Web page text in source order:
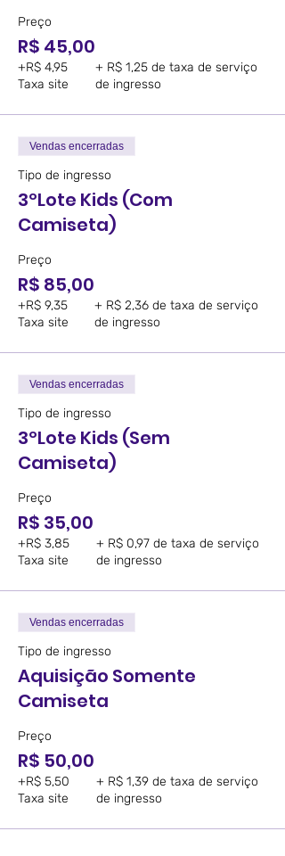
Preço
R$ 45,00
+R$ 4,95
Taxa site
+ R$ 1,25 de taxa de serviço
de ingresso
Vendas encerradas
Tipo de ingresso
3ºLote Kids (Com
Camiseta)
Preço
R$ 85,00
+R$ 9,35
Taxa site
+ R$ 2,36 de taxa de serviço
de ingresso
Vendas encerradas
Tipo de ingresso
3ºLote Kids (Sem
Camiseta)
Preço
R$ 35,00
+R$ 3,85
Taxa site
+ R$ 0,97 de taxa de serviço
de ingresso
Vendas encerradas
Tipo de ingresso
Aquisição Somente
Camiseta
Preço
R$ 50,00
+R$ 5,50
Taxa site
+ R$ 1,39 de taxa de serviço
de ingresso